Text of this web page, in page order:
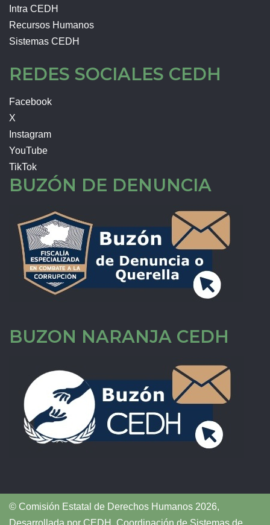
Intra CEDH
Recursos Humanos
Sistemas CEDH
REDES SOCIALES CEDH
Facebook
X
Instagram
YouTube
TikTok
BUZÓN DE DENUNCIA
BUZON NARANJA CEDH
© Comisión Estatal de Derechos Humanos 2026,
Desarrollada por CEDH Coordinación de Sistemas de